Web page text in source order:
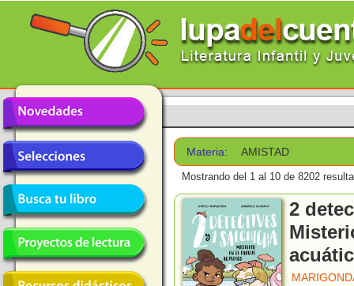
Materia: AMISTAD
Mostrando del 1 al 10 de 8202
2